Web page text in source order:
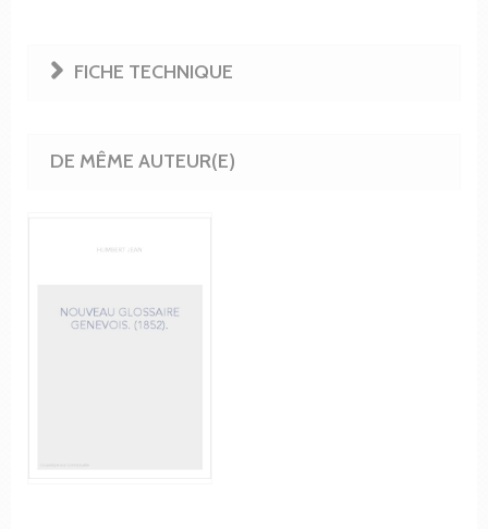
FICHE TECHNIQUE
DE MÊME AUTEUR(E)